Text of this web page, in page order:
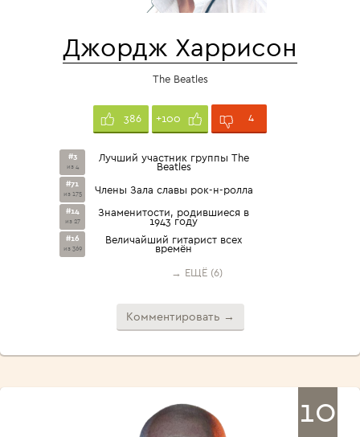
Джордж Харрисон
The Beatles
386 +100 4
#3
из 4
Лучший участник группы The
Beatles
#71
из 175 Члены Зала славы рок-н-ролла
#14
из 27
Знаменитости, родившиеся в
1943 году
#16
из 369
Величайший гитарист всех
времён
→ ЕЩЁ (6)
Комментировать →
10